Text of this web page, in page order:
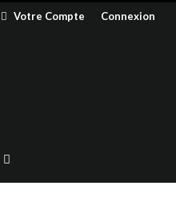
Votre Compte Connexion